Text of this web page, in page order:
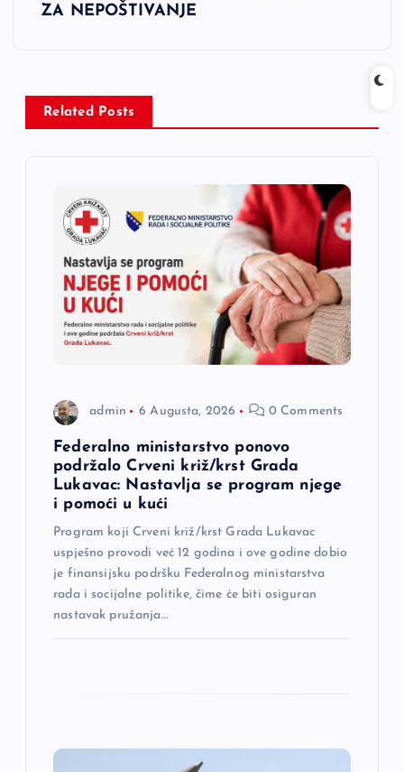
ZA NEPOŠTIVANJE
Related Posts
admin 6 Augusta, 2026 0 Comments
Federalno ministarstvo ponovo
podržalo Crveni križ/krst Grada
Lukavac: Nastavlja se program njege
i pomoći u kući
Program koji Crveni križ/krst Grada Lukavac
uspješno provodi već 12 godina i ove godine dobio
je finansijsku podršku Federalnog ministarstva
rada i socijalne politike, čime će biti osiguran
nastavak pružanja…